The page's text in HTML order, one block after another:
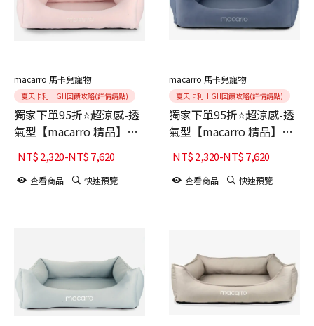
macarro 馬卡兒寵物
夏天卡利HIGH回饋攻略(詳情請點)
獨家下單95折⭐超涼感-透
氣型【macarro 精品】
LATEX乳膠床-柔紗粉
NT$2,320-NT$7,620
查看商品 快速預覽
macarro 馬卡兒寵物
夏天卡利HIGH回饋攻略(詳情請點)
獨家下單95折⭐超涼感-透
氣型【macarro 精品】
LATEX乳膠床-深藍
NT$2,320-NT$7,620
查看商品 快速預覽